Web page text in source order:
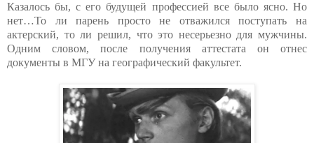
Казалось бы, с его будущей профессией все было ясно. Но
нет…То ли парень просто не отважился поступать на
актерский, то ли решил, что это несерьезно для мужчины.
Одним словом, после получения аттестата он отнес
документы в МГУ на географический факультет.